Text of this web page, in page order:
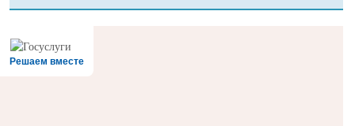
Решаем вместе